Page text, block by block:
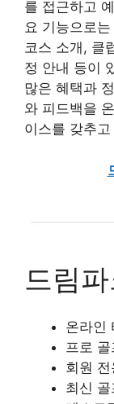
를 접근하고
요 기능으로
코스 소개, 클
정 안내 등이
많은 혜택과
와 피드백을
이스를 갖추
드림
온라인
프로
회원
최신